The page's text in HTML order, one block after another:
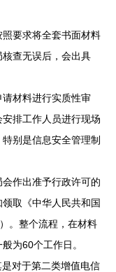
照要求将全套书面材料
查无误后，会出具
请材料进行实质性审
排工作人员进行现场
别是信息安全管理制
会作出准予行政许可的
取《中华人民共和国
。整个流程，在材料
为60个工作日。
对于第二类增值电信